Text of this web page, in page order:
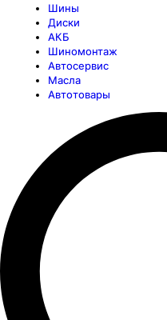
Шины
Диски
АКБ
Шиномонтаж
Автосервис
Масла
Автотовары